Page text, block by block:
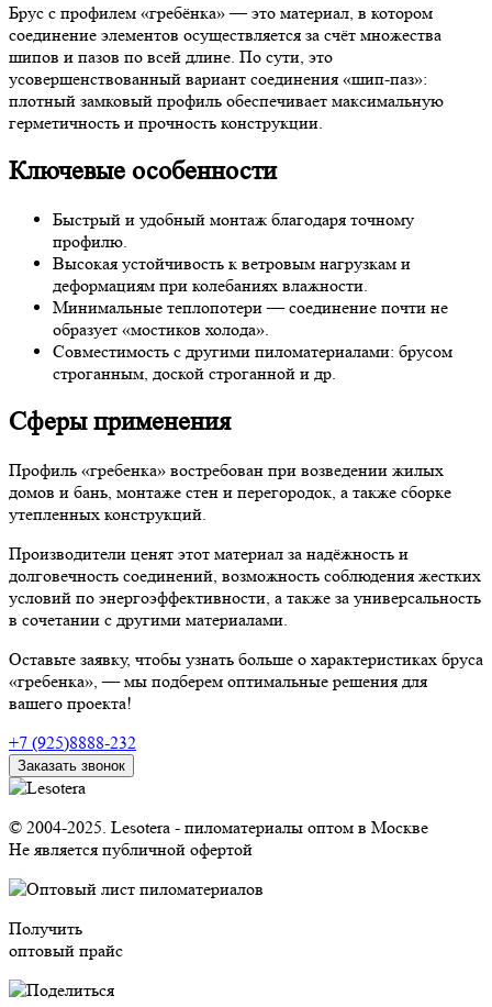
Брус с профилем «гребёнка» — это материал, в котором
соединение элементов осуществляется за счёт множества
шипов и пазов по всей длине. По сути, это
усовершенствованный вариант соединения «шип‑паз»:
плотный замковый профиль обеспечивает максимальную
герметичность и прочность конструкции.
Ключевые особенности
Быстрый и удобный монтаж благодаря точному
профилю.
Высокая устойчивость к ветровым нагрузкам и
деформациям при колебаниях влажности.
Минимальные теплопотери — соединение почти не
образует «мостиков холода».
Совместимость с другими пиломатериалами: брусом
строганным, доской строганной и др.
Сферы применения
Профиль «гребенка» востребован при возведении жилых
домов и бань, монтаже стен и перегородок, а также сборке
утепленных конструкций.
Производители ценят этот материал за надёжность и
долговечность соединений, возможность соблюдения жестких
условий по энергоэффективности, а также за универсальность
в сочетании с другими материалами.
Оставьте заявку, чтобы узнать больше о характеристиках бруса
«гребенка», — мы подберем оптимальные решения для
вашего проекта!
+7 (925)8888-232
Заказать звонок
© 2004-2025. Lesotera - пиломатериалы оптом в Москве
Не является публичной офертой
Получить
оптовый прайс